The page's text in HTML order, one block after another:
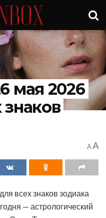
мая 2026
знаков
A A
всех знаков зодиака
— астрологический